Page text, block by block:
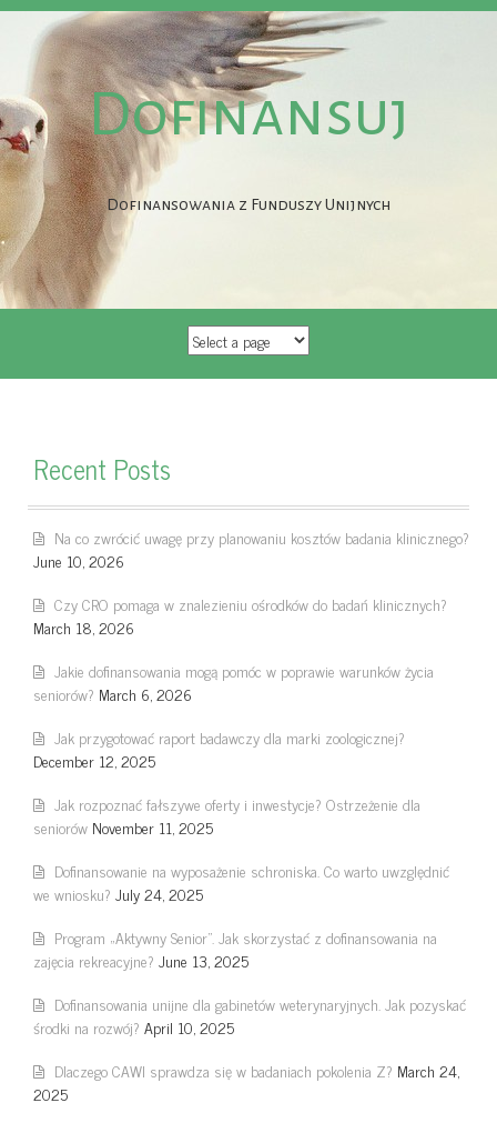
Dofinansuj
Dofinansowania z Funduszy Unijnych
SKIP
TO
CONTENT
Recent Posts
Na co zwrócić uwagę przy planowaniu kosztów badania klinicznego?
June 10, 2026
Czy CRO pomaga w znalezieniu ośrodków do badań klinicznych?
March 18, 2026
Jakie dofinansowania mogą pomóc w poprawie warunków życia
seniorów? March 6, 2026
Jak przygotować raport badawczy dla marki zoologicznej?
December 12, 2025
Jak rozpoznać fałszywe oferty i inwestycje? Ostrzeżenie dla
seniorów November 11, 2025
Dofinansowanie na wyposażenie schroniska. Co warto uwzględnić
we wniosku? July 24, 2025
Program „Aktywny Senior”. Jak skorzystać z dofinansowania na
zajęcia rekreacyjne? June 13, 2025
Dofinansowania unijne dla gabinetów weterynaryjnych. Jak pozyskać
środki na rozwój? April 10, 2025
Dlaczego CAWI sprawdza się w badaniach pokolenia Z? March 24,
2025